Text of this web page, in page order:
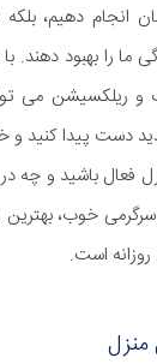
انجام دهیم،
را بهبود دهند.
و ریلکسیشن می
دست پیدا کنید
فعال باشید و چه
خوب، بهترین
است.